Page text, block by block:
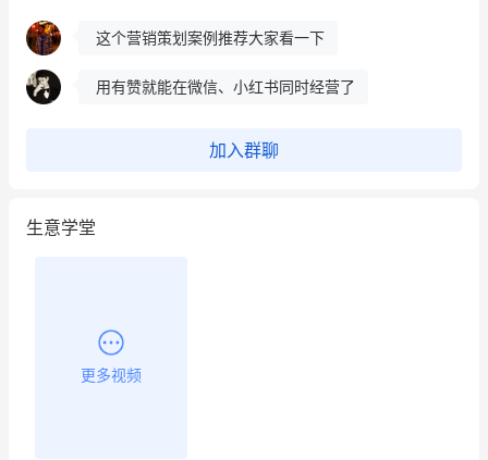
这个营销策划案例推荐大家看一下
用有赞就能在微信、小红书同时经营了
加入群聊
生意学堂
更多视频